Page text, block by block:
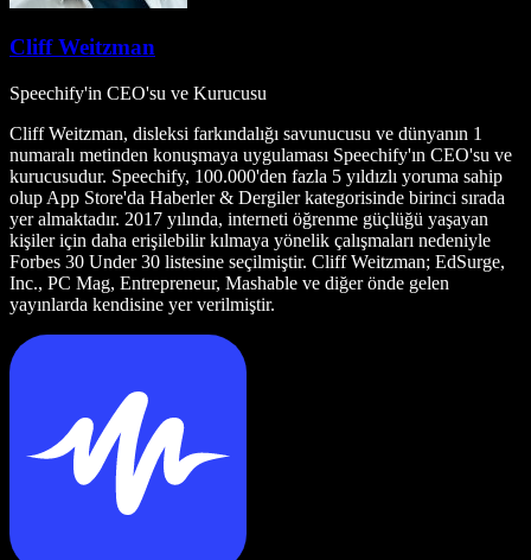
Cliff Weitzman
Speechify'in CEO'su ve Kurucusu
Cliff Weitzman, disleksi farkındalığı savunucusu ve dünyanın 1
numaralı metinden konuşmaya uygulaması Speechify'ın CEO'su ve
kurucusudur. Speechify, 100.000'den fazla 5 yıldızlı yoruma sahip
olup App Store'da Haberler & Dergiler kategorisinde birinci sırada
yer almaktadır. 2017 yılında, interneti öğrenme güçlüğü yaşayan
kişiler için daha erişilebilir kılmaya yönelik çalışmaları nedeniyle
Forbes 30 Under 30 listesine seçilmiştir. Cliff Weitzman; EdSurge,
Inc., PC Mag, Entrepreneur, Mashable ve diğer önde gelen
yayınlarda kendisine yer verilmiştir.